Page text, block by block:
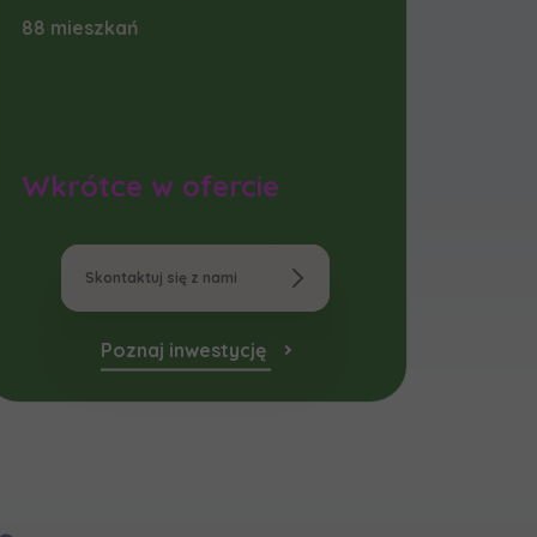
88 mieszkań
Wkrótce w ofercie
Skontaktuj się z nami
Poznaj inwestycję